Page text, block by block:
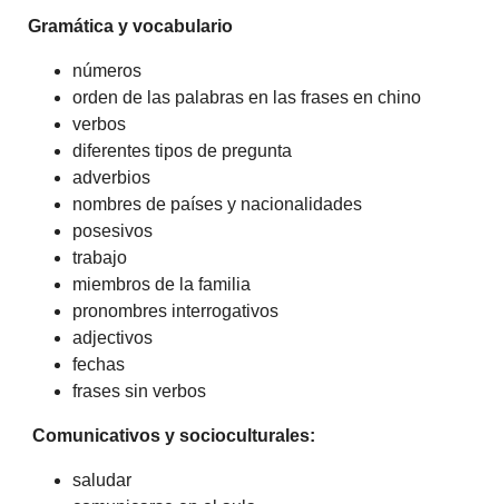
Gramática y vocabulario
números
orden de las palabras en las frases en chino
verbos
diferentes tipos de pregunta
adverbios
nombres de países y nacionalidades
posesivos
trabajo
miembros de la familia
pronombres interrogativos
adjectivos
fechas
frases sin verbos
Comunicativos y socioculturales:
saludar